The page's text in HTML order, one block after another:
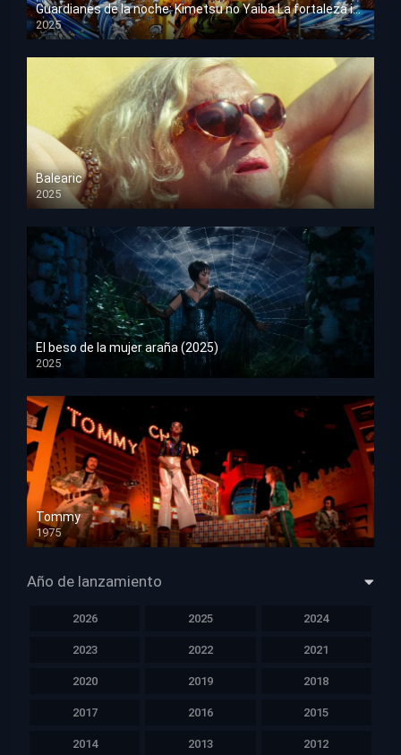
Guardianes de la noche: Kimetsu no Yaiba La fortaleza infinita
2025
HD 1080p
Balearic
2025
HD 1080p
El beso de la mujer araña (2025)
2025
HD 1080p
Tommy
1975
HD 1080p
Año de lanzamiento
2026 2025 2024
2023 2022 2021
2020 2019 2018
2017 2016 2015
2014 2013 2012